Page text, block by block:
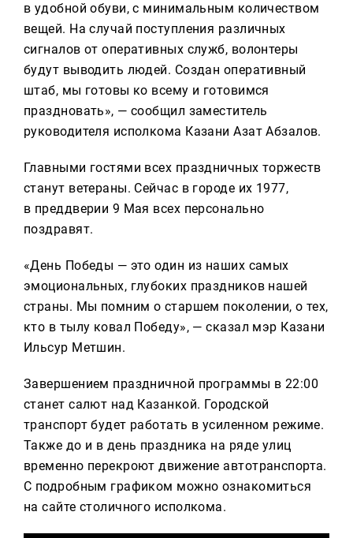
в удобной обуви, с минимальным количеством
вещей. На случай поступления различных
сигналов от оперативных служб, волонтеры
будут выводить людей. Создан оперативный
штаб, мы готовы ко всему и готовимся
праздновать», — сообщил заместитель
руководителя исполкома Казани Азат Абзалов.
Главными гостями всех праздничных торжеств
станут ветераны. Сейчас в городе их 1977,
в преддверии 9 Мая всех персонально
поздравят.
«День Победы — это один из наших самых
эмоциональных, глубоких праздников нашей
страны. Мы помним о старшем поколении, о тех,
кто в тылу ковал Победу», — сказал мэр Казани
Ильсур Метшин.
Завершением праздничной программы в 22:00
станет салют над Казанкой. Городской
транспорт будет работать в усиленном режиме.
Также до и в день праздника на ряде улиц
временно перекроют движение автотранспорта.
С подробным графиком можно ознакомиться
на сайте столичного исполкома.